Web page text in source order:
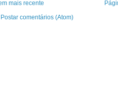
mais recente
Postar comentários (Atom)